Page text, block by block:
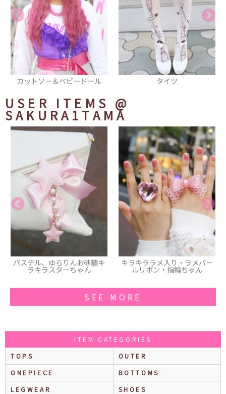
タイツ 缶バッヂ
USER ITEMS @
SAKURA1TAMA
キラキララメ入り・ラメパー
ルリボン・指輪ちゃん
ギンガムチェックリボンと天
使の羽、レース付きのカチュ
ーシャ
SEE MORE
ITEM CATEGORIES
TOPS
OUTER
ONEPIECE
BOTTOMS
LEGWEAR
SHOES